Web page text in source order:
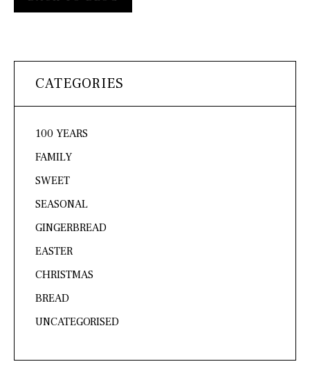
CATEGORIES
100 YEARS
FAMILY
SWEET
SEASONAL
GINGERBREAD
EASTER
CHRISTMAS
BREAD
UNCATEGORISED